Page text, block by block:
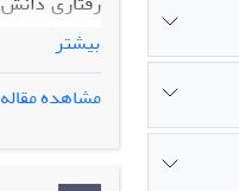
پیوستگی
های صاحب
و بیرون از
یافته ها
مدرسه-
جنسیت و
بیشتر
مشاهده مقاله